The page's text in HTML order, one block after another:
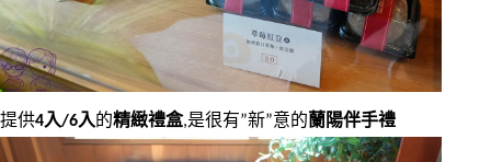
提供4入/6入的精緻禮盒,是很有”新”意的 蘭陽伴手禮